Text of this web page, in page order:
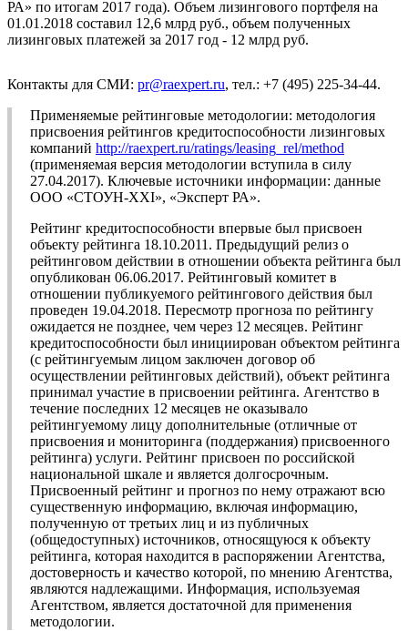
РА» по итогам 2017 года). Объем лизингового портфеля на
01.01.2018 составил 12,6 млрд руб., объем полученных
лизинговых платежей за 2017 год - 12 млрд руб.
Контакты для СМИ: pr@raexpert.ru, тел.: +7 (495) 225-34-44.
Применяемые рейтинговые методологии: методология
присвоения рейтингов кредитоспособности лизинговых
компаний http://raexpert.ru/ratings/leasing_rel/method
(применяемая версия методологии вступила в силу
27.04.2017). Ключевые источники информации: данные
ООО «СТОУН-XXI», «Эксперт РА».
Рейтинг кредитоспособности впервые был присвоен
объекту рейтинга 18.10.2011. Предыдущий релиз о
рейтинговом действии в отношении объекта рейтинга был
опубликован 06.06.2017. Рейтинговый комитет в
отношении публикуемого рейтингового действия был
проведен 19.04.2018. Пересмотр прогноза по рейтингу
ожидается не позднее, чем через 12 месяцев. Рейтинг
кредитоспособности был инициирован объектом рейтинга
(с рейтингуемым лицом заключен договор об
осуществлении рейтинговых действий), объект рейтинга
принимал участие в присвоении рейтинга. Агентство в
течение последних 12 месяцев не оказывало
рейтингуемому лицу дополнительные (отличные от
присвоения и мониторинга (поддержания) присвоенного
рейтинга) услуги. Рейтинг присвоен по российской
национальной шкале и является долгосрочным.
Присвоенный рейтинг и прогноз по нему отражают всю
существенную информацию, включая информацию,
полученную от третьих лиц и из публичных
(общедоступных) источников, относящуюся к объекту
рейтинга, которая находится в распоряжении Агентства,
достоверность и качество которой, по мнению Агентства,
являются надлежащими. Информация, используемая
Агентством, является достаточной для применения
методологии.